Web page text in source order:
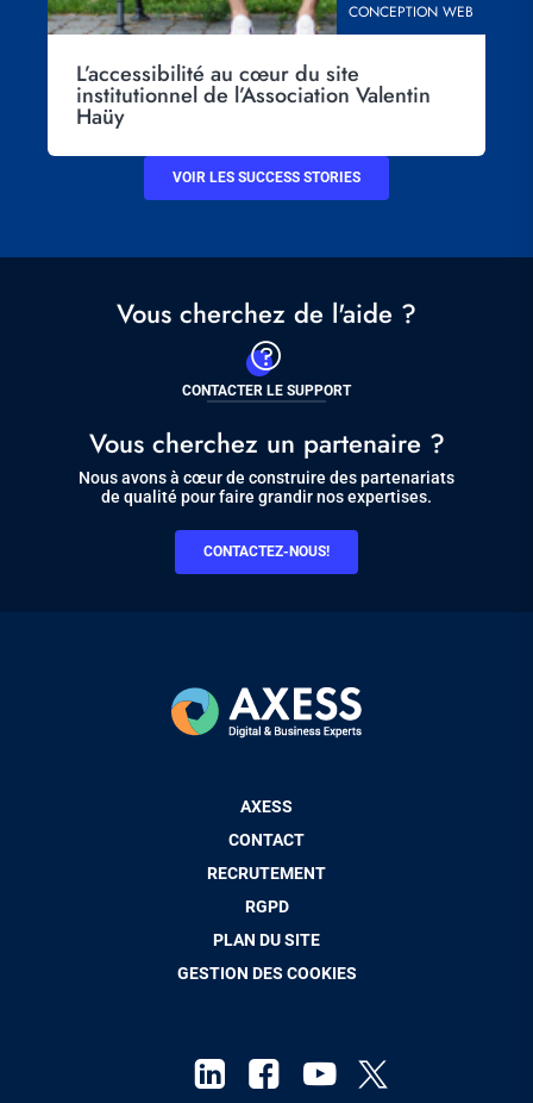
THÉMATIQUE
CONCEPTION WEB
L’accessibilité au cœur du site
institutionnel de l’Association Valentin
Haüy
VOIR LES SUCCESS STORIES
Vous cherchez de l'aide ?
CONTACTER LE SUPPORT
Vous cherchez un partenaire ?
Nous avons à cœur de construire des partenariats
de qualité pour faire grandir nos expertises.
CONTACTEZ-NOUS!
AXESS
CONTACT
RECRUTEMENT
RGPD
PLAN DU SITE
GESTION DES COOKIES